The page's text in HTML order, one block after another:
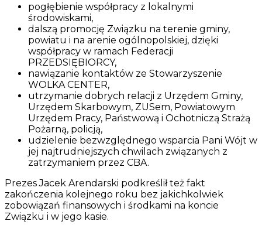
pogłębienie współpracy z lokalnymi
środowiskami,
dalszą promocję Związku na terenie gminy,
powiatu i na arenie ogólnopolskiej, dzięki
współpracy w ramach Federacji
PRZEDSIĘBIORCY,
nawiązanie kontaktów ze Stowarzyszenie
WOLKA CENTER,
utrzymanie dobrych relacji z Urzędem Gminy,
Urzędem Skarbowym, ZUSem, Powiatowym
Urzędem Pracy, Państwową i Ochotniczą Strażą
Pożarną, policją,
udzielenie bezwzględnego wsparcia Pani Wójt w
jej najtrudniejszych chwilach związanych z
zatrzymaniem przez CBA.
Prezes Jacek Arendarski podkreślił też fakt
zakończenia kolejnego roku bez jakichkolwiek
zobowiązań finansowych i środkami na koncie
Związku i w jego kasie.